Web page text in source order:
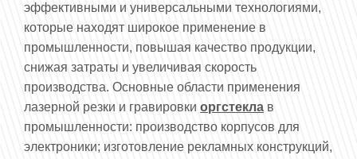
эффективными и универсальными технологиями,
которые находят широкое применение в
промышленности, повышая качество продукции,
снижая затраты и увеличивая скорость
производства. Основные области применения
лазерной резки и гравировки оргстекла в
промышленности: производство корпусов для
электроники; изготовление рекламных конструкций,